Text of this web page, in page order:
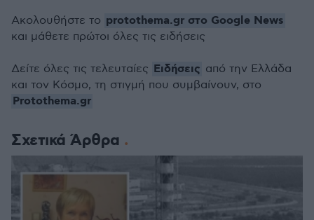
Σχετικά Άρθρα
Ακολουθήστε το protothema.gr στο Google News
και μάθετε πρώτοι όλες τις ειδήσεις
Δείτε όλες τις τελευταίες Ειδήσεις από την Ελλάδα
και τον Κόσμο, τη στιγμή που συμβαίνουν, στο
Protothema.gr